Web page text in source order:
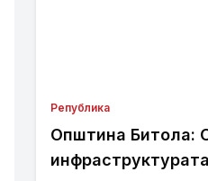
Република
Општина Битола:
инфраструктурата